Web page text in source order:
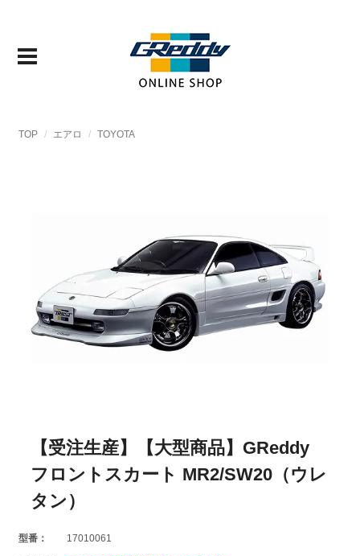
TOP エアロ TOYOTA
【受注生産】【大型商品】GReddy
フロントスカート MR2/SW20（ウレ
タン）
型番： 17010061